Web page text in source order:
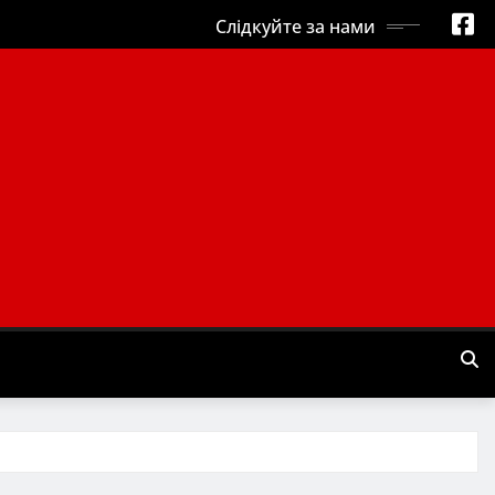
Слідкуйте за нами